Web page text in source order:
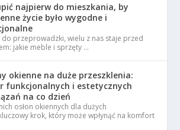
najpierw do mieszkania, by
życie było wygodne i
do przeprowadzki, wielu z nas staje przed
jakie meble i sprzęty …
okienne na duże przeszklenia:
funkcjonalnych i estetycznych
na co dzień
osłon okiennych dla dużych
krok, który może wpłynąć na komfort